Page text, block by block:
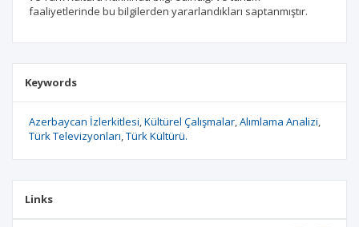
faaliyetlerinde bu bilgilerden yararlandıkları saptanmıştır.
Keywords
Azerbaycan İzlerkitlesi Kültürel Çalışmalar Alımlama Analizi
Türk Televizyonları Türk Kültürü.
Links